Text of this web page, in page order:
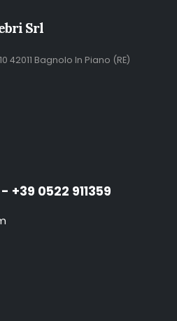
Srl
42011 Bagnolo In Piano (RE)
+39 0522 911359